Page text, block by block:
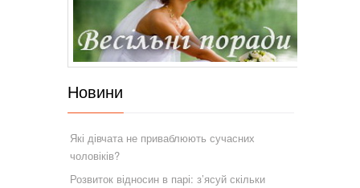
Новини
Які дівчата не приваблюють сучасних
чоловіків?
Розвиток відносин в парі: з’ясуй скільки